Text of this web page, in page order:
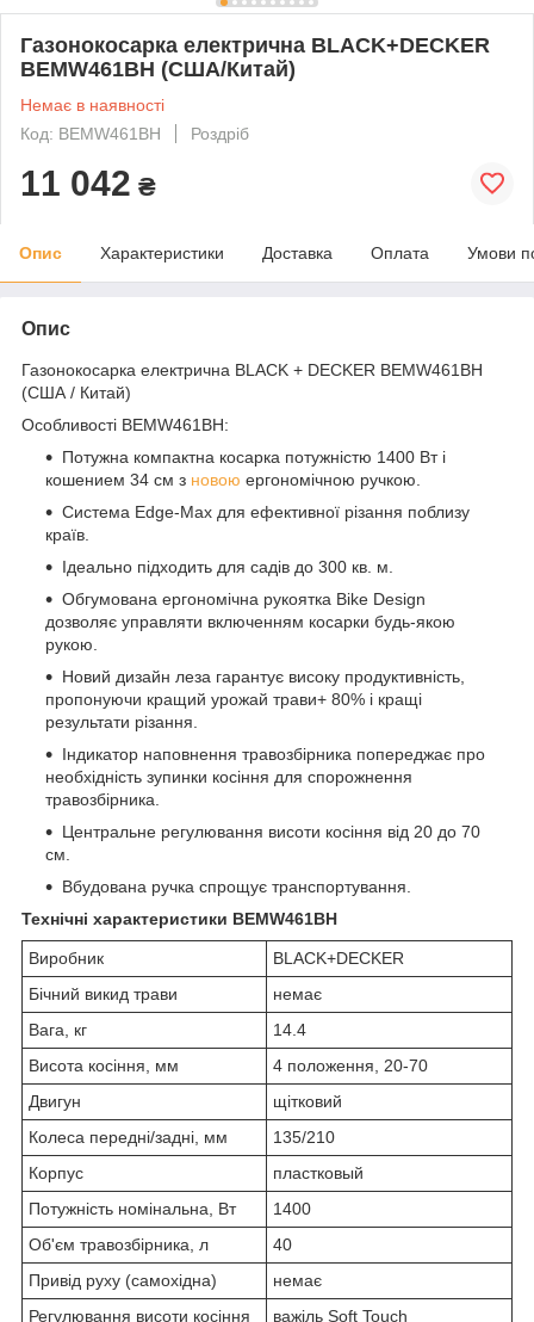
Газонокосарка електрична BLACK+DECKER
BEMW461BH (США/Китай)
Немає в наявності
Код: BEMW461BH
Роздріб
11 042 ₴
Опис Характеристики Доставка Оплата Умови
Опис
Газонокосарка електрична BLACK + DECKER BEMW461BH
(США / Китай)
Особливості BEMW461BH:
Потужна компактна косарка потужністю 1400 Вт і
кошением 34 см з новою ергономічною ручкою.
Система Edge-Max для ефективної різання поблизу
країв.
Ідеально підходить для садів до 300 кв. м.
Обгумована ергономічна рукоятка Bike Design
дозволяє управляти включенням косарки будь-якою
рукою.
Новий дизайн леза гарантує високу продуктивність,
пропонуючи кращий урожай трави+ 80% і кращі
результати різання.
Індикатор наповнення травозбірника попереджає про
необхідність зупинки косіння для спорожнення
травозбірника.
Центральне регулювання висоти косіння від 20 до 70
см.
Вбудована ручка спрощує транспортування.
Технічні характеристики BEMW461BH
Виробник
BLACK+DECKER
Бічний викид трави
немає
Вага, кг
14.4
Висота косіння, мм
4 положення, 20-70
Двигун
щітковий
Колеса передні/задні, мм
135/210
Корпус
пластковый
Потужність номінальна, Вт
1400
Об'єм травозбірника, л
40
Привід руху (самохідна)
немає
Регулювання висоти косіння
важіль Soft Touch